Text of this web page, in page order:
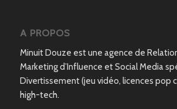
A PROPOS
Minuit Douze est une agence de
Marketing d’Influence et Social Media
Divertissement (jeu vidéo, licences pop
high-tech.